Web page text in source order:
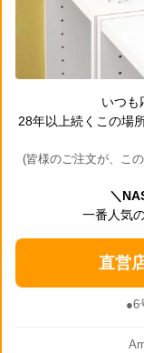
いつも
28年以上続くこの場
(皆様のご注文が、こ
＼
一番人気
直営
●6